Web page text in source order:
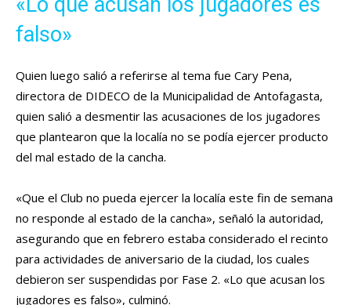
falso»
Quien luego salió a referirse al tema fue Cary Pena,
directora de DIDECO de la Municipalidad de Antofagasta,
quien salió a desmentir las acusaciones de los jugadores
que plantearon que la localía no se podía ejercer producto
del mal estado de la cancha.
«Que el Club no pueda ejercer la localía este fin de semana
no responde al estado de la cancha», señaló la autoridad,
asegurando que en febrero estaba considerado el recinto
para actividades de aniversario de la ciudad, los cuales
debieron ser suspendidas por Fase 2. «Lo que acusan los
jugadores es falso», culminó.